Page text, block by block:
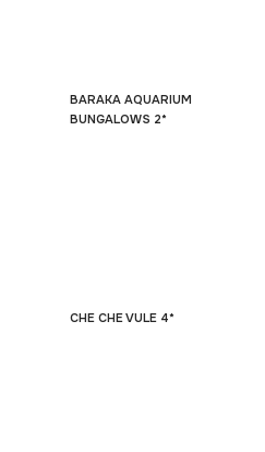
BARAKA AQUARIUM
BUNGALOWS 2*
CHE CHE VULE 4*